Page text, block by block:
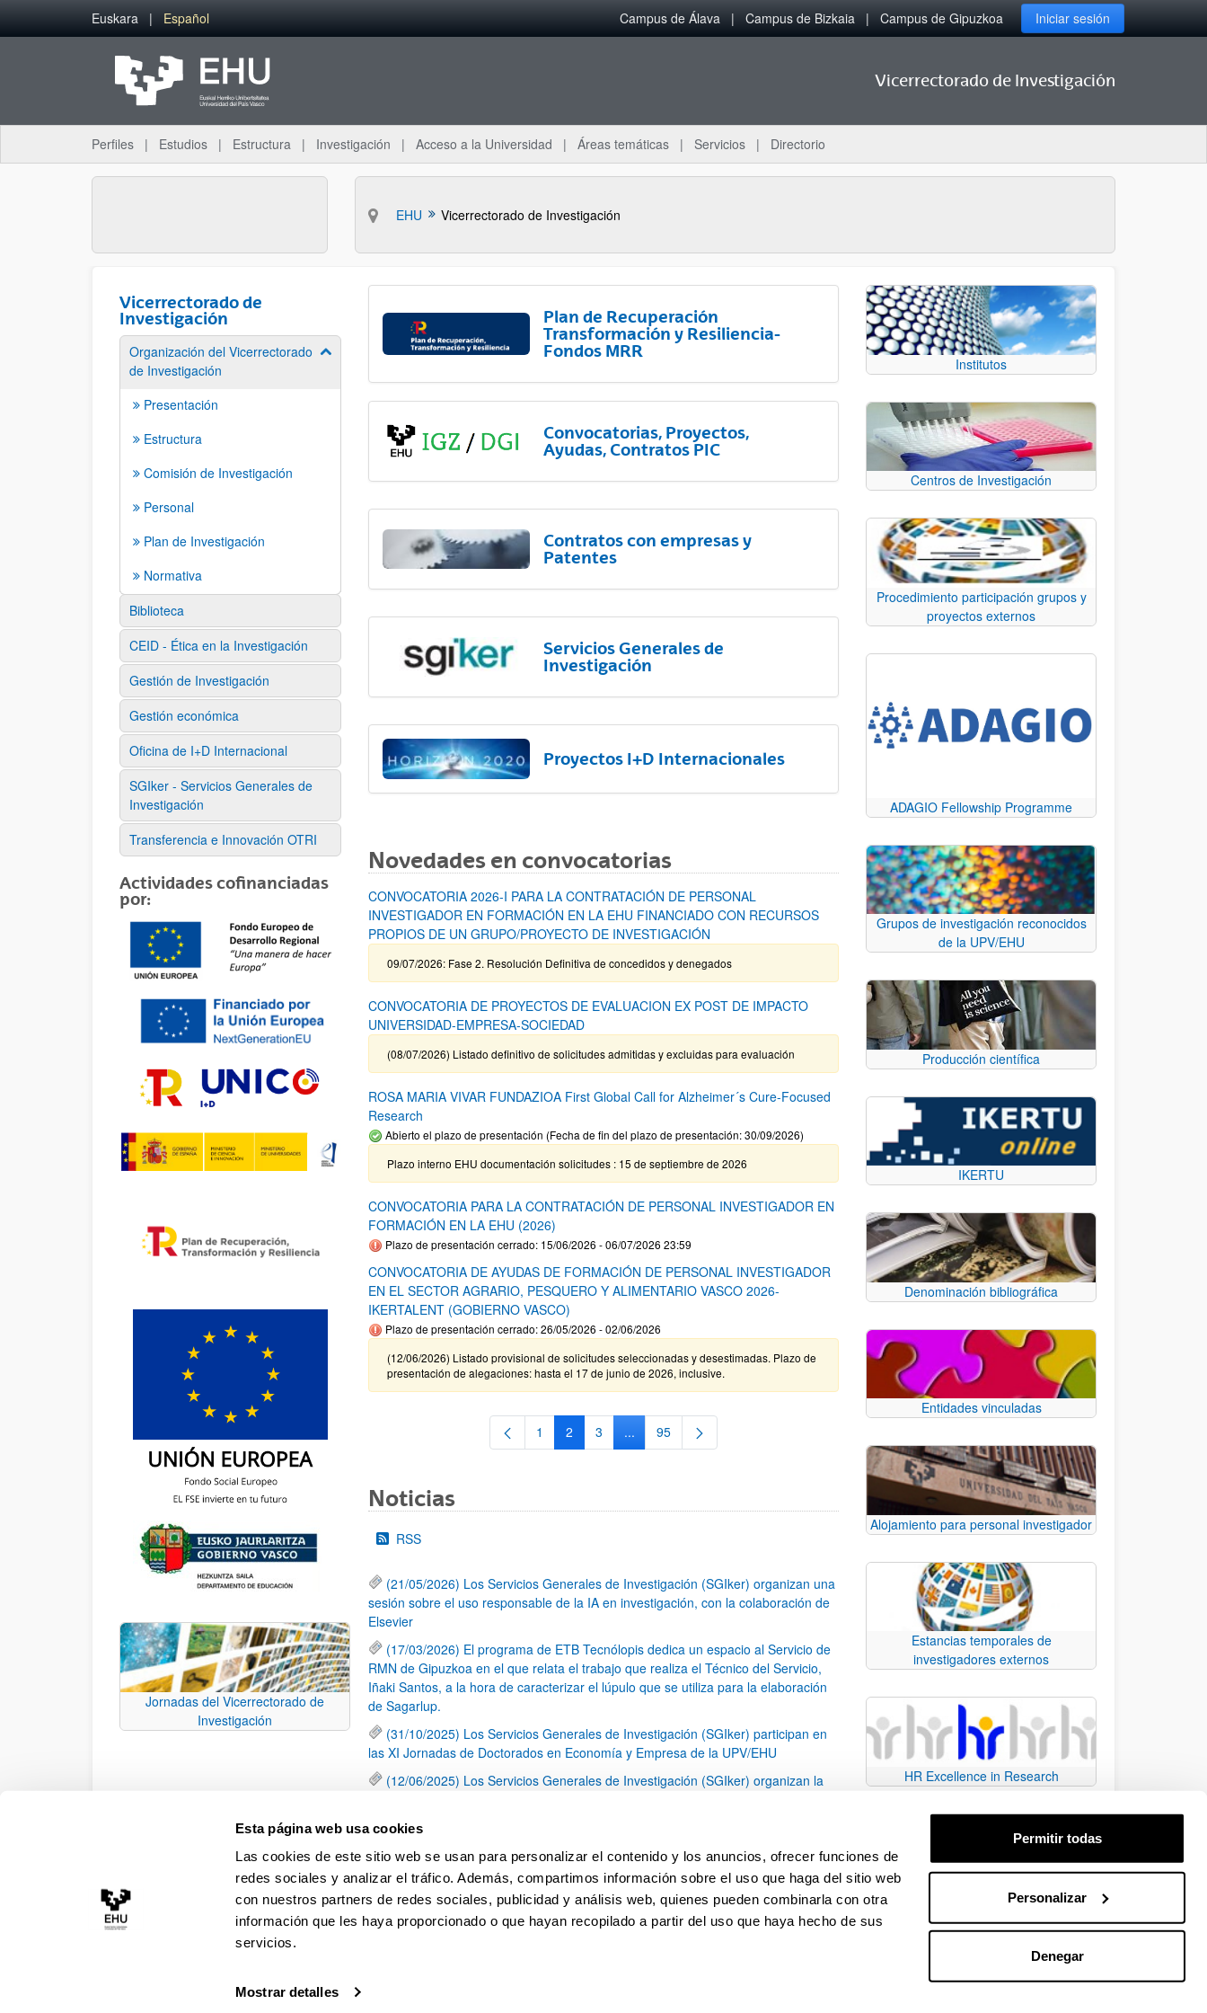
Esta página web usa cookies
Las cookies de este sitio web se usan para personalizar el contenido y los anuncios, ofrecer funciones de
redes sociales y analizar el tráfico. Además, compartimos información sobre el uso que haga del sitio web
con nuestros partners de redes sociales, publicidad y análisis web, quienes pueden combinarla con otra
información que les haya proporcionado o que hayan recopilado a partir del uso que haya hecho de sus
servicios.
Mostrar detalles
Permitir todas
Personalizar
Denegar
Saltar al contenido principal
Euskara Español Campus de Álava Campus de Bizkaia Campus de Gipuzkoa Iniciar sesión
Vicerrectorado de Investigación
Perfiles Estudios Estructura Investigación Acceso a la Universidad Áreas temáticas Servicios Directorio
EHU Vicerrectorado de Investigación
Vicerrectorado de
Investigación
Organización del Vicerrectorado
de Investigación
Mostrar/ocultar subpáginas
Presentación
Estructura
Comisión de Investigación
Personal
Plan de Investigación
Normativa
Biblioteca
CEID - Ética en la Investigación
Gestión de Investigación
Gestión económica
Oficina de I+D Internacional
SGIker - Servicios Generales de
Investigación
Transferencia e Innovación OTRI
Actividades cofinanciadas
por:
Jornadas del Vicerrectorado de
Investigación
Plan de Recuperación
Transformación y Resiliencia-
Fondos MRR
Convocatorias, Proyectos,
Ayudas, Contratos PIC
Contratos con empresas y
Patentes
Servicios Generales de
Investigación
Proyectos I+D Internacionales
Novedades en convocatorias
CONVOCATORIA 2026-I PARA LA CONTRATACIÓN DE PERSONAL
INVESTIGADOR EN FORMACIÓN EN LA EHU FINANCIADO CON RECURSOS
PROPIOS DE UN GRUPO/PROYECTO DE INVESTIGACIÓN
09/07/2026: Fase 2. Resolución Definitiva de concedidos y denegados
CONVOCATORIA DE PROYECTOS DE EVALUACION EX POST DE IMPACTO
UNIVERSIDAD-EMPRESA-SOCIEDAD
(08/07/2026) Listado definitivo de solicitudes admitidas y excluidas para evaluación
ROSA MARIA VIVAR FUNDAZIOA First Global Call for Alzheimer´s Cure-Focused
Research
Abierto el plazo de presentación (Fecha de fin del plazo de presentación: 30/09/2026)
Plazo interno EHU documentación solicitudes : 15 de septiembre de 2026
CONVOCATORIA PARA LA CONTRATACIÓN DE PERSONAL INVESTIGADOR EN
FORMACIÓN EN LA EHU (2026)
Plazo de presentación cerrado: 15/06/2026 - 06/07/2026 23:59
CONVOCATORIA DE AYUDAS DE FORMACIÓN DE PERSONAL INVESTIGADOR
EN EL SECTOR AGRARIO, PESQUERO Y ALIMENTARIO VASCO 2026-
IKERTALENT (GOBIERNO VASCO)
Plazo de presentación cerrado: 26/05/2026 - 02/06/2026
(12/06/2026) Listado provisional de solicitudes seleccionadas y desestimadas. Plazo de
presentación de alegaciones: hasta el 17 de junio de 2026, inclusive.
Página
1 Página
2 Página
3 ...Páginas intermedias Use TAB para desplazarse.
Página
95
Noticias
RSS
(21/05/2026) Los Servicios Generales de Investigación (SGIker) organizan una
sesión sobre el uso responsable de la IA en investigación, con la colaboración de
Elsevier
(17/03/2026) El programa de ETB Tecnólopis dedica un espacio al Servicio de
RMN de Gipuzkoa en el que relata el trabajo que realiza el Técnico del Servicio,
Iñaki Santos, a la hora de caracterizar el lúpulo que se utiliza para la elaboración
de Sagarlup.
(31/10/2025) Los Servicios Generales de Investigación (SGIker) participan en
las XI Jornadas de Doctorados en Economía y Empresa de la UPV/EHU
(12/06/2025) Los Servicios Generales de Investigación (SGIker) organizan la
una caracterización química de dos variedades de lúpulo silvestre
Página
1 Página
2 Página
3 ...
Páginas intermedias Use TAB para desplazarse.
Página
79
Institutos
Centros de Investigación
Procedimiento participación grupos y
proyectos externos
ADAGIO Fellowship Programme
Grupos de investigación reconocidos
de la UPV/EHU
Producción científica
IKERTU
Denominación bibliográfica
Entidades vinculadas
Alojamiento para personal investigador
Estancias temporales de
investigadores externos
HR Excellence in Research